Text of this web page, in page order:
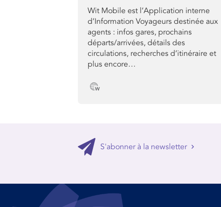
Wit Mobile est l’Application interne
d’Information Voyageurs destinée aux
agents : infos gares, prochains
départs/arrivées, détails des
circulations, recherches d’itinéraire et
plus encore…
S'abonner à la newsletter